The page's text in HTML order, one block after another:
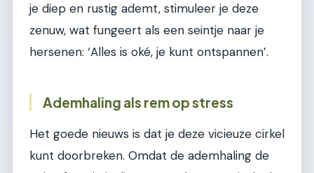
je diep en rustig ademt, stimuleer je deze
zenuw, wat fungeert als een seintje naar je
hersenen: ‘Alles is oké, je kunt ontspannen’.
Ademhaling als rem op stress
Het goede nieuws is dat je deze vicieuze cirkel
kunt doorbreken. Omdat de ademhaling de